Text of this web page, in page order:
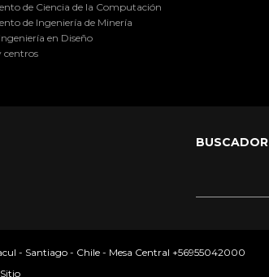
de Ciencia de la Computación
de Ingeniería de Minería
en Diseño
centros
BUSCADOR
- Santiago - Chile - Mesa Central +56955042000